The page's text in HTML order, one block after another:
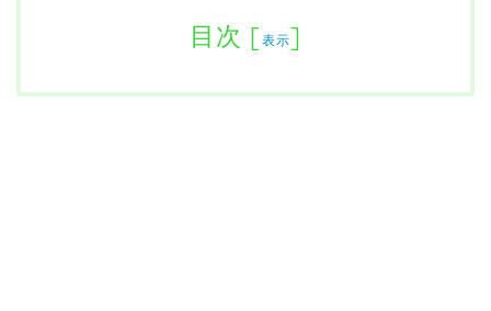
目次 [表示]